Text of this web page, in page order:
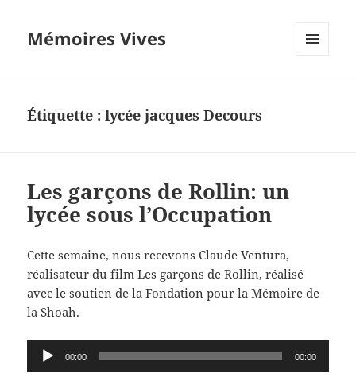
Mémoires Vives
Étiquette :lycée jacques Decours
Les garçons de Rollin: un
lycée sous l’Occupation
Cette semaine, nous recevons Claude Ventura,
réalisateur du film Les garçons de Rollin, réalisé
avec le soutien de la Fondation pour la Mémoire de
la Shoah.
Lecteur
audio
00:00 00:00